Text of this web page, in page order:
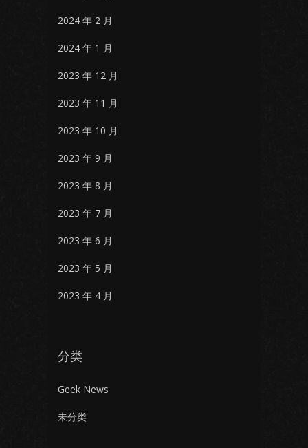
2024 年 2 月
2024 年 1 月
2023 年 12 月
2023 年 11 月
2023 年 10 月
2023 年 9 月
2023 年 8 月
2023 年 7 月
2023 年 6 月
2023 年 5 月
2023 年 4 月
分类
Geek News
未分类